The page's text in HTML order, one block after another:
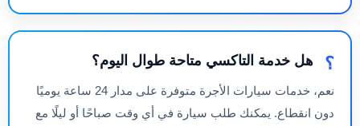
هل خدمة التاكسي متاحة طوال اليوم؟
نعم، خدمات سيارات الأجرة متوفرة على مدار 24 ساعة يوميًا
دون انقطاع. يمكنك طلب سيارة في أي وقت صباحًا أو ليلًا مع